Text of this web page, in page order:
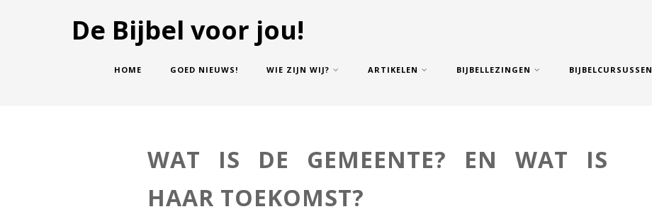
De Bijbel voor jou!
HOME GOED NIEUWS! WIE ZIJN WIJ? ARTIKELEN BIJBELLEZINGEN BIJBELCURSUSSEN
WAT IS DE GEMEENTE? EN WAT IS
HAAR TOEKOMST?